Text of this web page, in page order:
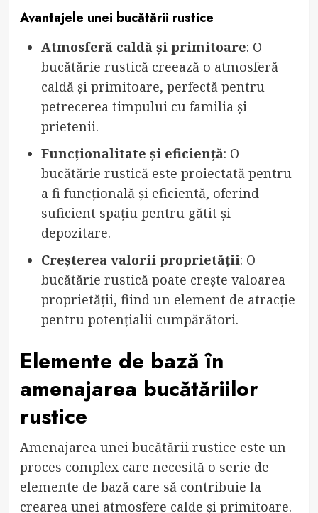
Avantajele unei bucătării rustice
Atmosferă caldă și primitoare: O
bucătărie rustică creează o atmosferă
caldă și primitoare, perfectă pentru
petrecerea timpului cu familia și
prietenii.
Funcționalitate și eficiență: O
bucătărie rustică este proiectată pentru
a fi funcțională și eficientă, oferind
suficient spațiu pentru gătit și
depozitare.
Creșterea valorii proprietății: O
bucătărie rustică poate crește valoarea
proprietății, fiind un element de atracție
pentru potențialii cumpărători.
Elemente de bază în
amenajarea bucătăriilor
rustice
Amenajarea unei bucătării rustice este un
proces complex care necesită o serie de
elemente de bază care să contribuie la
crearea unei atmosfere calde și primitoare.